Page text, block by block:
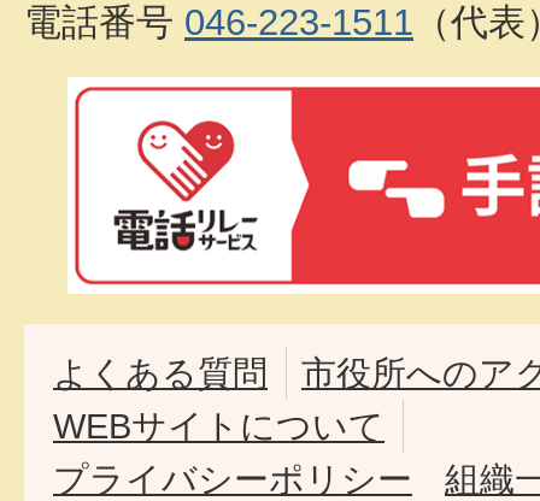
電話番号 046-223-1511 （代表
よくある質問
市役所へのア
WEBサイトについて
プライバシーポリシー
組織